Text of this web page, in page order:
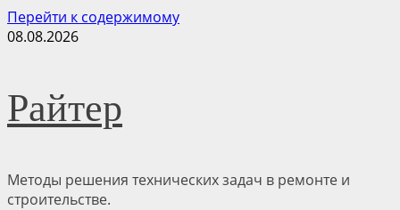
Перейти к содержимому
08.08.2026
Райтер
Методы решения технических задач в ремонте и
строительстве.